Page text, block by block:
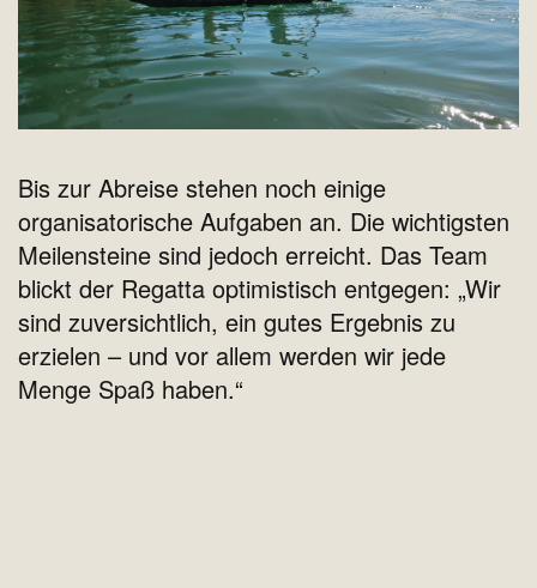
Bis zur Abreise stehen noch einige
organisatorische Aufgaben an. Die wichtigsten
Meilensteine sind jedoch erreicht. Das Team
blickt der Regatta optimistisch entgegen: „Wir
sind zuversichtlich, ein gutes Ergebnis zu
erzielen – und vor allem werden wir jede
Menge Spaß haben.“